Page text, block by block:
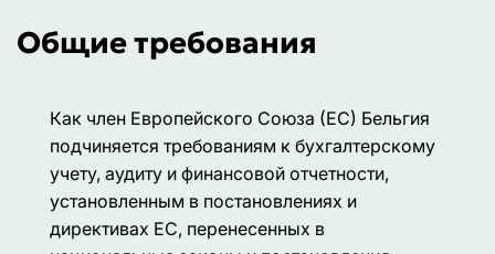
Общие требования
Как член Европейского Союза (ЕС) Бельгия
подчиняется требованиям к бухгалтерскому
учету, аудиту и финансовой отчетности,
установленным в постановлениях и
директивах ЕС, перенесенных в